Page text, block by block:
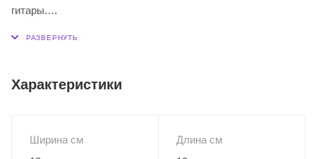
гитары.
Толщины струн: .015, .018, .024W, .039, .047, .058
Характеристики
Ширина см
Длина см